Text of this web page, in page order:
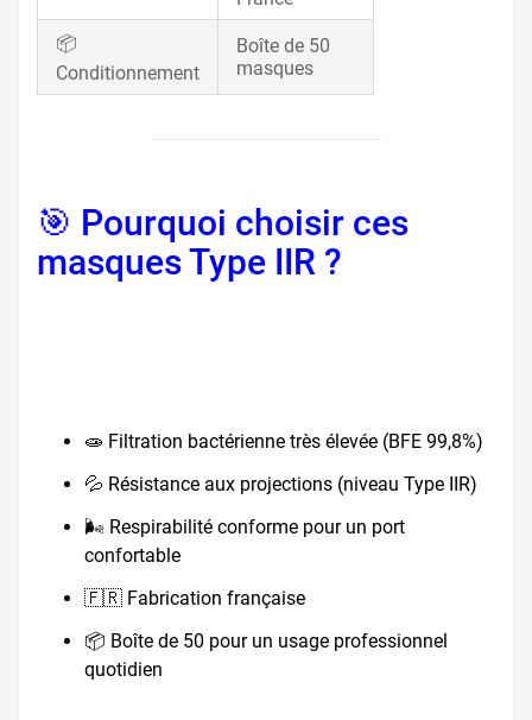
📦
Conditionnement
Boîte de 50
masques
🎯 Pourquoi choisir ces
masques Type IIR ?
🧫 Filtration bactérienne très élevée (BFE 99,8%)
💦 Résistance aux projections (niveau Type IIR)
🌬️ Respirabilité conforme pour un port
confortable
🇫🇷 Fabrication française
📦 Boîte de 50 pour un usage professionnel
quotidien